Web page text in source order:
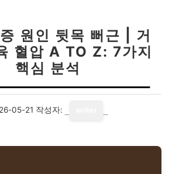
원인 뒷목 뻐근 | 거
혈압 A TO Z: 7가지
핵심 분석
05-21 작성자: